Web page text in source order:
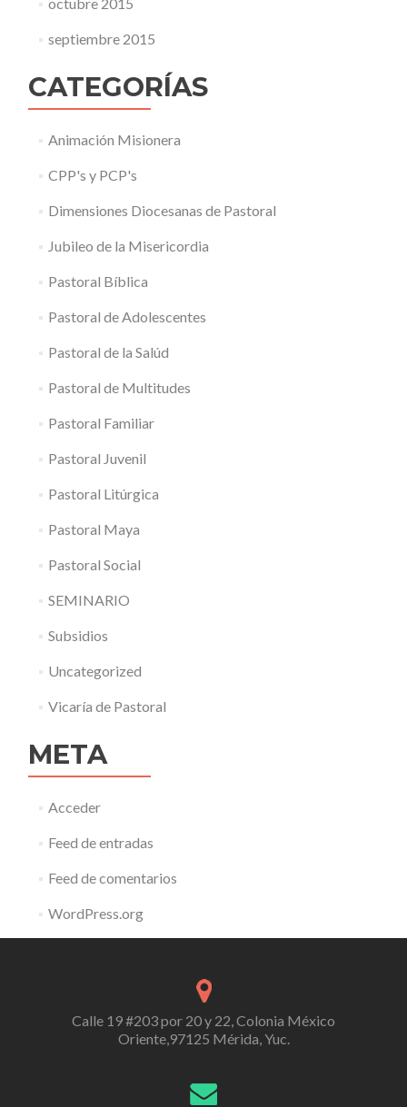
septiembre 2015
CATEGORÍAS
Animación Misionera
CPP's y PCP's
Dimensiones Diocesanas de Pastoral
Jubileo de la Misericordia
Pastoral Bíblica
Pastoral de Adolescentes
Pastoral de la Salúd
Pastoral de Multitudes
Pastoral Familiar
Pastoral Juvenil
Pastoral Litúrgica
Pastoral Maya
Pastoral Social
SEMINARIO
Subsidios
Uncategorized
Vicaría de Pastoral
META
Acceder
Feed de entradas
Feed de comentarios
WordPress.org
Calle 19 #203 por 20 y 22, Colonia México
Oriente,97125 Mérida, Yuc.